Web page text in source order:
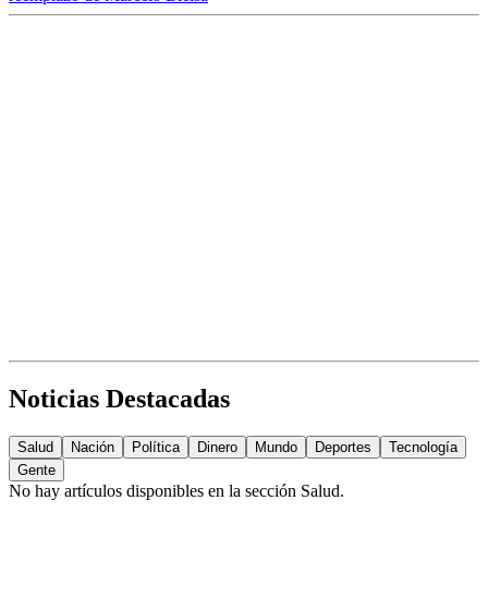
Noticias Destacadas
Salud Nación Política Dinero Mundo Deportes
Tecnología
Gente
No hay artículos disponibles en la sección Salud.